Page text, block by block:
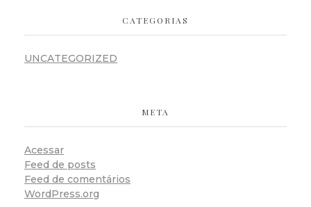
CATEGORIAS
UNCATEGORIZED
META
Acessar
Feed de posts
Feed de comentários
WordPress.org